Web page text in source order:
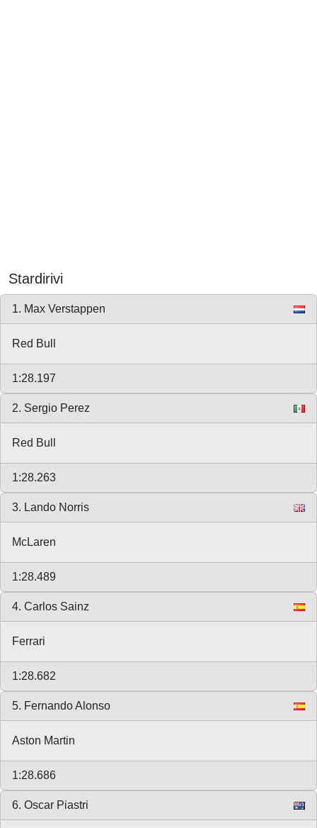
Stardirivi
1. Max Verstappen
Red Bull
1:28.197
2. Sergio Perez
Red Bull
1:28.263
3. Lando Norris
McLaren
1:28.489
4. Carlos Sainz
Ferrari
1:28.682
5. Fernando Alonso
Aston Martin
1:28.686
6. Oscar Piastri